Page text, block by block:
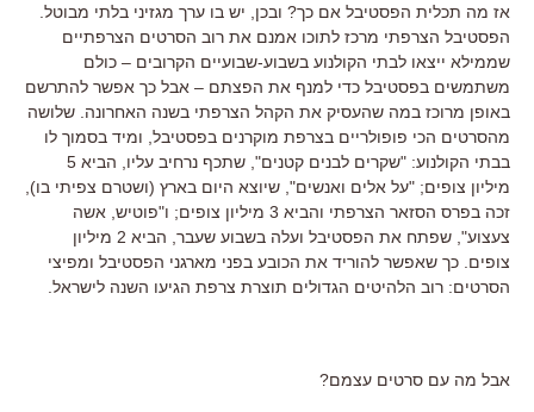
אז מה תכלית הפסטיבל אם כך? ובכן, יש בו ערך מגזיני בלתי מבוטל.
הפסטיבל הצרפתי מרכז לתוכו אמנם את רוב הסרטים הצרפתיים
שממילא ייצאו לבתי הקולנוע בשבוע-שבועיים הקרובים – כולם
משתמשים בפסטיבל כדי למנף את הפצתם – אבל כך אפשר להתרשם
באופן מרוכז במה שהעסיק את הקהל הצרפתי בשנה האחרונה. שלושה
מהסרטים הכי פופולריים בצרפת מוקרנים בפסטיבל, ומיד בסמוך לו
בבתי הקולנוע: "שקרים לבנים קטנים", שתכף נרחיב עליו, הביא 5
מיליון צופים; "על אלים ואנשים", שיוצא היום בארץ (ושטרם צפיתי בו),
זכה בפרס הסזאר הצרפתי והביא 3 מיליון צופים; ו"פוטיש, אשה
צעצוע", שפתח את הפסטיבל ועלה בשבוע שעבר, הביא 2 מיליון
צופים. כך שאפשר להוריד את הכובע בפני מארגני הפסטיבל ומפיצי
הסרטים: רוב הלהיטים הגדולים תוצרת צרפת הגיעו השנה לישראל.
אבל מה עם סרטים עצמם?